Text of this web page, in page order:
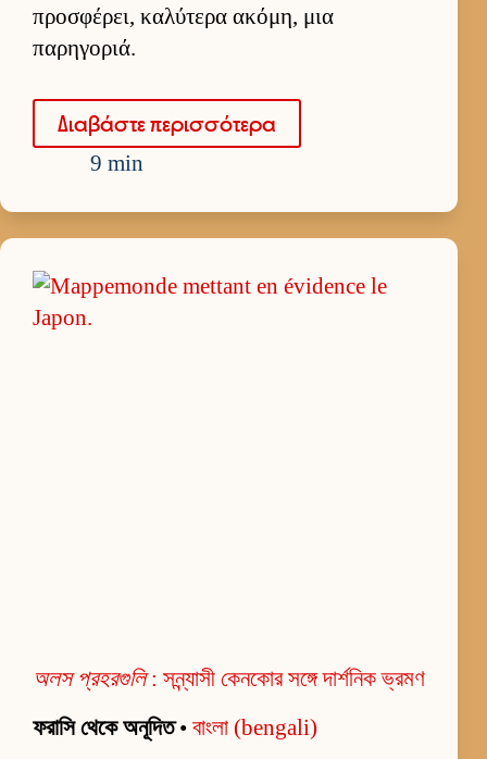
προσφέρει, καλύτερα ακόμη, μια
παρηγοριά.
Δια­βάστε περισ­σότερα
9 min
অলস প্রহরগুলি: সন্ন্যাসী কেনকোর সঙ্গে দার্শনিক ভ্রমণ
ফরাসি থেকে অনূদিত• বাংলা (bengali)